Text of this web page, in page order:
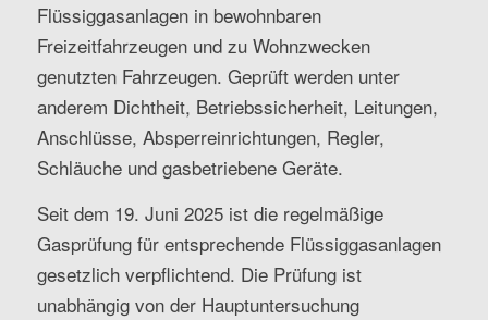
Flüssiggasanlagen in bewohnbaren
Freizeitfahrzeugen und zu Wohnzwecken
genutzten Fahrzeugen. Geprüft werden unter
anderem Dichtheit, Betriebssicherheit, Leitungen,
Anschlüsse, Absperreinrichtungen, Regler,
Schläuche und gasbetriebene Geräte.
Seit dem 19. Juni 2025 ist die regelmäßige
Gasprüfung für entsprechende Flüssiggasanlagen
gesetzlich verpflichtend. Die Prüfung ist
unabhängig von der Hauptuntersuchung